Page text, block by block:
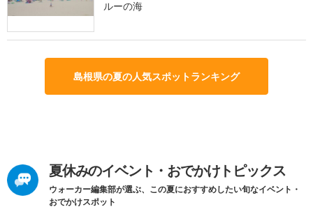
ルーの海
島根県の夏の人気スポットランキング
夏休みのイベント・おでかけトピックス
ウォーカー編集部が選ぶ、この夏におすすめしたい旬なイベント・
おでかけスポット